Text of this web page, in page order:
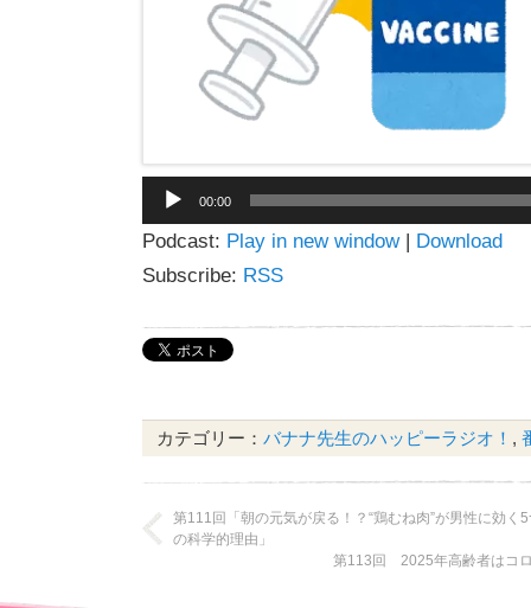
プ
レ
ヤ
ー
00:00
Podcast: Play in new window| Download
Subscribe: RSS
カテゴリー： バナナ先生のハッピーラジオ！ ,
第111回「朝の元気が戻る！？“鶏むね肉”が男性に効く
の科学的理由」
第113回 2025年高齢者はコ